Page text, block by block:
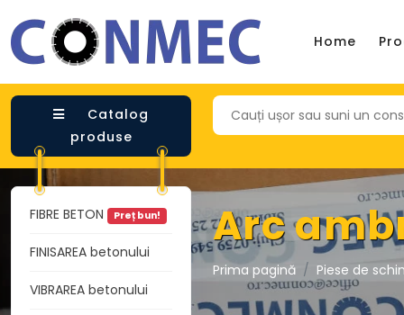
Home
Catalog
produse
Arc
Prima pagină Piese de
FIBRE BETON Preț bun!
FINISAREA betonului
VIBRAREA betonului